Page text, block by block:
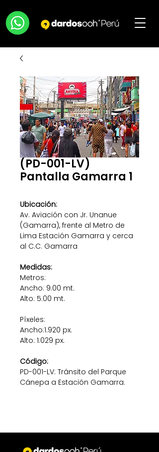
(PD-001-LV)
Pantalla Gamarra 1
Ubicación:
Av. Aviación con Jr. Unanue
(Gamarra), frente al Metro de
Lima Estación Gamarra y cerca
al C.C. Gamarra
Medidas:
Metros:
Ancho: 9.00 mt.
Alto: 5.00 mt.
Píxeles:
Ancho:1.920 px.
Alto: 1.029 px.
Código:
PD-001-LV: Tránsito del Parque
Cánepa a Estación Gamarra.